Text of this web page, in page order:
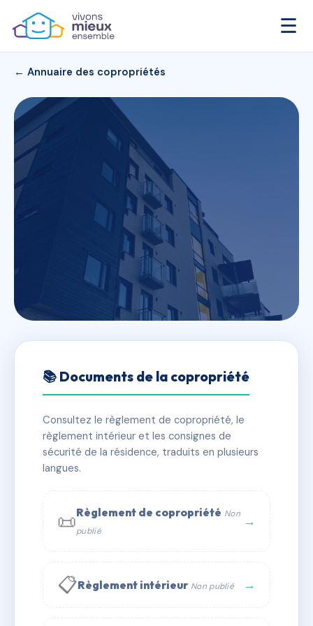
☰
← Annuaire des copropriétés
LE MANTEAU JAUNE
✓ Immatriculée 🏠 7 lots 🏗 1 bâtiment(s)
📞 Contacter Syndic Digital
📚 Documents de la copropriété
Consultez le règlement de copropriété, le
règlement intérieur et les consignes de
sécurité de la résidence, traduits en plusieurs
langues.
📜Règlement de copropriété Non
publié
→
📋Règlement intérieur Non publié →